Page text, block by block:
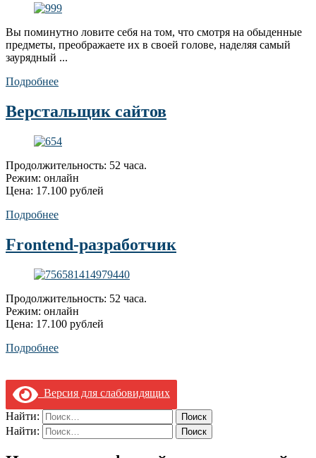
Вы поминутно ловите себя на том, что смотря на обыденные
предметы, преображаете их в своей голове, наделяя самый
заурядный ...
Подробнее
Верстальщик сайтов
Продолжительность: 52 часа.
Режим: онлайн
Цена: 17.100 рублей
Подробнее
Frontend-разработчик
Продолжительность: 52 часа.
Режим: онлайн
Цена: 17.100 рублей
Подробнее
Версия для слабовидящих
Найти:
Найти: